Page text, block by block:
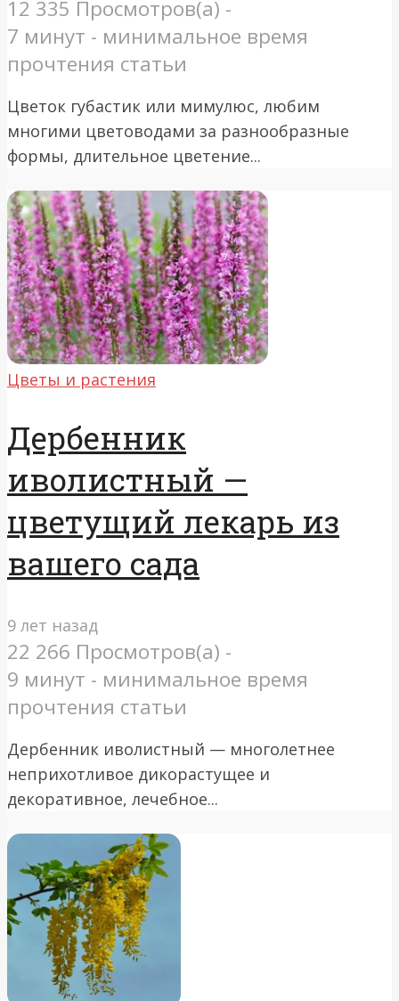
12 335 Просмотров(а) -
7 минут - минимальное время
прочтения статьи
Цветок губастик или мимулюс, любим
многими цветоводами за разнообразные
формы, длительное цветение...
Цветы и растения
Дербенник
иволистный —
цветущий лекарь из
вашего сада
9 лет назад
22 266 Просмотров(а) -
9 минут - минимальное время
прочтения статьи
Дербенник иволистный — многолетнее
неприхотливое дикорастущее и
декоративное, лечебное...